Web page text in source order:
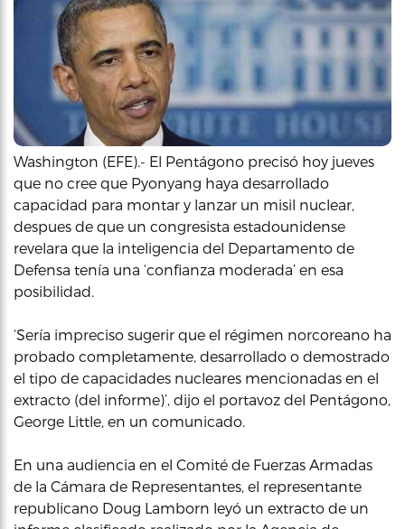
Washington (EFE).- El Pentágono precisó hoy jueves
que no cree que Pyonyang haya desarrollado
capacidad para montar y lanzar un misil nuclear,
despues de que un congresista estadounidense
revelara que la inteligencia del Departamento de
Defensa tenía una ‘confianza moderada’ en esa
posibilidad.
‘Sería impreciso sugerir que el régimen norcoreano ha
probado completamente, desarrollado o demostrado
el tipo de capacidades nucleares mencionadas en el
extracto (del informe)’, dijo el portavoz del Pentágono,
George Little, en un comunicado.
En una audiencia en el Comité de Fuerzas Armadas
de la Cámara de Representantes, el representante
republicano Doug Lamborn leyó un extracto de un